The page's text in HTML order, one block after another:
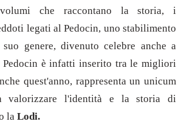
che raccontano la storia, i
legati al Pedocin, uno stabilimento
genere, divenuto celebre anche a
è infatti inserito tra le migliori
quest'anno, rappresenta un unicum
valorizzare l'identità e la storia di
la Lodi.